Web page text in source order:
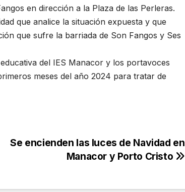
en dirección a la Plaza de las Perleras.
que analice la situación expuesta y que
que sufre la barriada de Son Fangos y Ses
del IES Manacor y los portavoces
meses del año 2024 para tratar de
Se encienden las luces de Navidad en
Manacor y Porto Cristo